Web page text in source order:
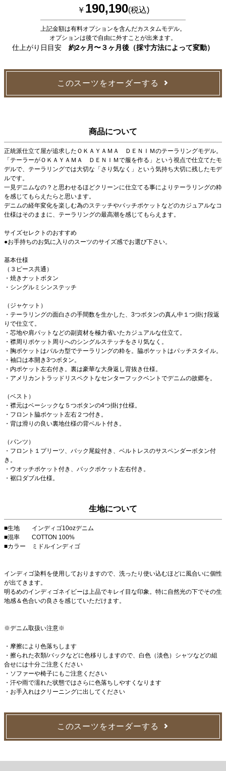
￥ 190,190(税込)
上記金額は有料オプションを含んだカスタムモデル。
オプションは後で自由に外すことが出来ます。
仕上がり日目安 約2ヶ月〜３ヶ月後（採寸方法によって変動）
このスーツをオーダーする
商品について
正統派仕立て屋が追求したＯＫＡＹＡＭＡ ＤＥＮＩＭのテーラリングモデル。
「テーラーがＯＫＡＹＡＭＡ ＤＥＮＩＭで服を作る」という視点で仕立てたモ
デルで、テーラリングでは大切な「さり気なく」という気持ち大切に残したモデ
ルです。
一見デニムなの？と思わせるほどクリーンに仕立てる事によりテーラリングの粋
を感じてもらえたらと思います。
デニムの経年変化を楽しむ為のステッチやパッチポケットなどのカジュアルなコ
仕様はそのままに、テーラリングの最高潮を感じてもらえます。
サイズセレクトのおすすめ
●お手持ちのお気に入りのスーツのサイズ感でお選び下さい。
基本仕様
（３ピース共通）
・焼きナットボタン
・シングルミシンステッチ
（ジャケット）
・テーラリングの面白さの手間数を生かした、3つボタンの真ん中１つ掛け段返
りで仕立て。
・芯地や肩パットなどの副資材を極力省いたカジュアルな仕立て。
・襟周りポケット周りへのシングルステッチをさり気なく。
・胸ポケットはバルカ型でテーラリングの粋を。脇ポケットはパッチスタイル。
・袖口は本開き3つボタン。
・内ポケット左右付き。裏は豪華な大身返し背抜き仕様。
・アメリカントラッドリスペクトなセンターフックベントでデニムの故郷を。
（ベスト）
・襟元はベーシックな５つボタンの4つ掛け仕様。
・フロント脇ポケット左右２つ付き。
・背は滑りの良い裏地仕様の背ベルト付き。
（パンツ）
・フロント１プリーツ、バック尾錠付き、ベルトレスのサスペンダーボタン付
き。
・ウオッチポケット付き、バックポケット左右付き。
・裾口ダブル仕様。
生地について
■生地 インディゴ10ozデニム
■混率 COTTON 100%
■カラー ミドルインディゴ
インディゴ染料を使用しておりますので、洗ったり使い込むほどに風合いに個性
が出てきます。
明るめのインディゴネイビーは上品でキレイ目な印象。特に自然光の下でその生
地感＆色合いの良さを感じていただけます。
※デニム取扱い注意※
・摩擦により色落ちします
・擦られた衣類/バックなどに色移りしますので、白色（淡色）シャツなどの組
合せには十分ご注意ください
・ソファーや椅子にもご注意ください
・汗や雨で濡れた状態ではさらに色落ちしやすくなります
・お手入れはクリーニングに出してください
このスーツをオーダーする